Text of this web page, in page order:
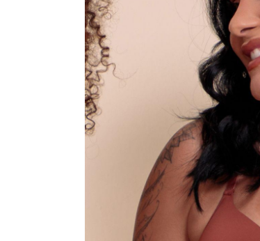
CONJUNTOS
CORPETES,
SUTIÃS